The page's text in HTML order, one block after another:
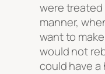
were treated
manner,
want to
would not
could have